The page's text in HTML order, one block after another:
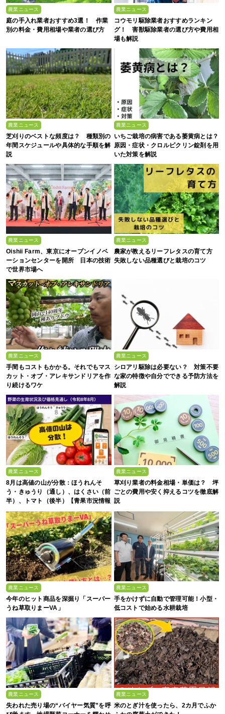
農業ニュース
庭の手入れ業者おすすめ3選！ 作業
別の料金・費用相場や業者の選び方
農業ニュース
コウモリ駆除業者おすすめランキン
グ！ 害獣駆除業者の選び方や費用相
場も解説
農業ニュース
芝刈りのベストな頻度は？ 種類別の
年間スケジュールや具体的な手順を解
説
農業ニュース
いちご栽培の病害である萎黄病とは？
原因・症状・クロルピクリン錠剤を用
いた対策を解説
農業ニュース
Oishii Farm、東京にオープンイノベ
ーションセンターを開所 日本の技術
で世界市場へ
農業ニュース
農家が教えるリーフレタスの育て方
失敗しない品種選びと栽培のコツ
農業ニュース
手間もコストもかかる。それでもマス
カット・オブ・アレキサンドリアを作
り続けるワケ
農業ニュース
シロアリ駆除は必要ない？ 対策不要
な家の特徴や自分でできる予防方法を
解説
農業ニュース
8月は高値の山が分散：ほうれんそ
う・きゅうり（通し）、はくさい（前
半）、トマト（後半）【青果市況情報
農業ニュース
草刈り業者の料金相場・単価は？ 坪
ごとの費用や安く抑えるコツを徹底解
説
農業ニュース
今年のヒット商品を深掘り「スーパー
うね草取りまーVA」
農業ニュース
手をかけずに自動で管理可能！小型・
低コストで始める水耕栽培
農業ニュース
失われた売り場の“バイヤー気質”を呼
農業ニュース
米のとぎ汁を使ったら、2カ月でふか